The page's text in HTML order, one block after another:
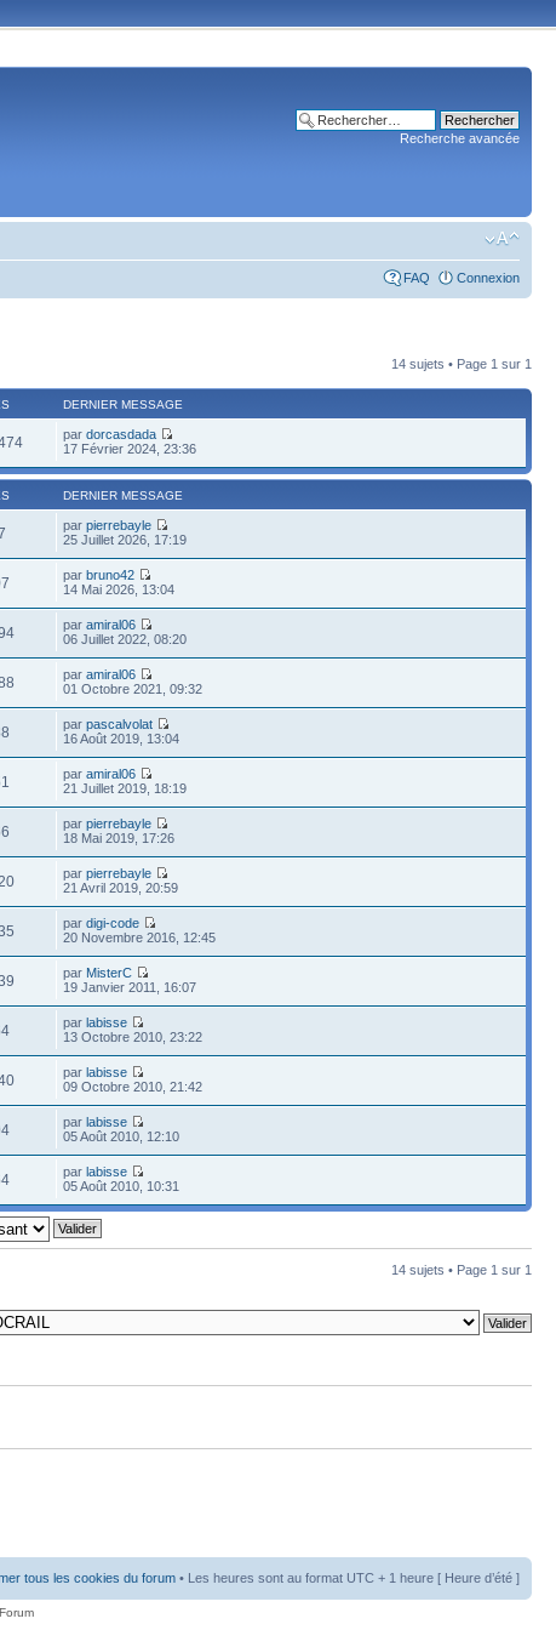
Recherche avancée
FAQ Connexion
14 sujets • Page 1 sur 1
DERNIER MESSAGE
pardorcasdada
17 Février 2024, 23:36
DERNIER MESSAGE
parpierrebayle
25 Juillet 2026, 17:19
parbruno42
14 Mai 2026, 13:04
paramiral06
06 Juillet 2022, 08:20
paramiral06
01 Octobre 2021, 09:32
parpascalvolat
16 Août 2019, 13:04
paramiral06
21 Juillet 2019, 18:19
parpierrebayle
18 Mai 2019, 17:26
parpierrebayle
21 Avril 2019, 20:59
pardigi-code
20 Novembre 2016, 12:45
par MisterC
19 Janvier 2011, 16:07
parlabisse
13 Octobre 2010, 23:22
parlabisse
09 Octobre 2010, 21:42
parlabisse
05 Août 2010, 12:10
parlabisse
05 Août 2010, 10:31
14 sujets • Page 1 sur 1
tous les cookies du forum • Les heures sont au format UTC + 1 heure [ Heure d’été ]